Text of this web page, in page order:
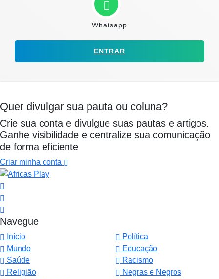
Whatsapp
ENTRAR
Quer divulgar sua pauta ou coluna?
Crie sua conta e divulgue suas pautas e artigos.
Ganhe visibilidade e centralize sua comunicação
de forma eficiente
Criar minha conta
Navegue
Início
Política
Mundo
Educação
Saúde
Racismo
Religião
Negras e Negros